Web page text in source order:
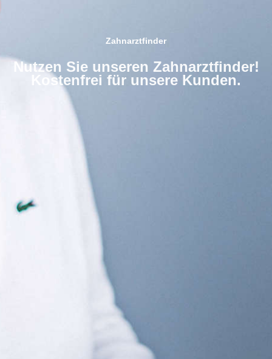
Zahnarztfinder
Nutzen Sie unseren Zahnarztfinder!
Kostenfrei für unsere Kunden.